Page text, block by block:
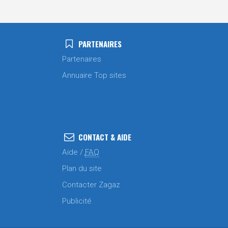
PARTENAIRES
Partenaires
Annuaire Top sites
CONTACT & AIDE
Aide / FAQ
Plan du site
Contacter Zagaz
Publicité